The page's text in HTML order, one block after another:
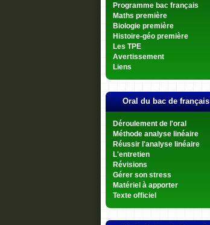
Programme bac français
Maths première
Biologie première
Histoire-géo première
Les TPE
Avertissement
Liens
Oral du bac de français
Déroulement de l'oral
Méthode analyse linéaire
Réussir l'analyse linéaire
L'entretien
Révisions
Gérer son stress
Matériel à apporter
Texte officiel